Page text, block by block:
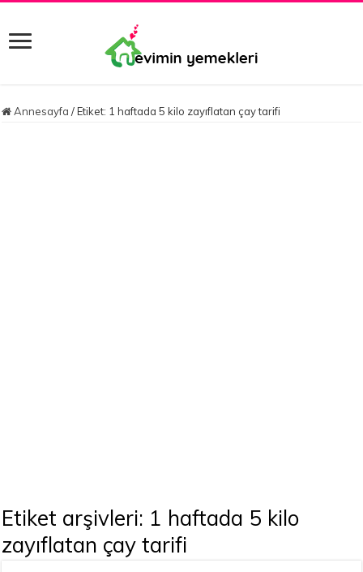
Annesayfa / Etiket: 1 haftada 5 kilo zayıflatan çay tarifi
Etiket arşivleri: 1 haftada 5 kilo
zayıflatan çay tarifi